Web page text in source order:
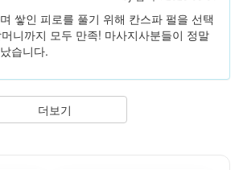
쌓인 피로를 풀기 위해 칸스파 펄을 선택
니까지 모두 만족! 마사지사분들이 정말
습니다.
더보기